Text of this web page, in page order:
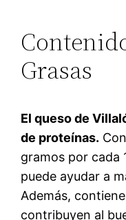
Grasas
El queso de
de proteínas.
gramos por cada
puede ayudar a
Además,
contribuyen al